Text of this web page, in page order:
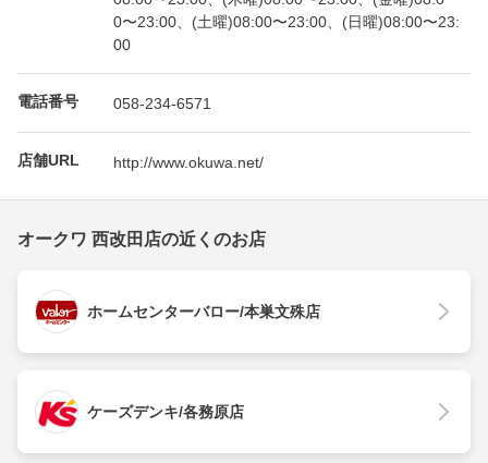
0〜23:00、(土曜)08:00〜23:00、(日曜)08:00〜23:
00
電話番号 058-234-6571
店舗URL http://www.okuwa.net/
オークワ 西改田店の近くのお店
ホームセンターバロー/本巣文殊店
ケーズデンキ/各務原店